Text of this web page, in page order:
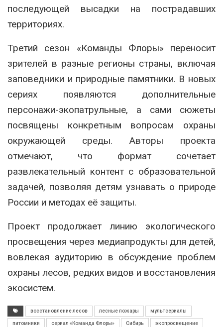
последующей высадки на пострадавших
территориях.
Третий сезон «Команды Флоры» переносит
зрителей в разные регионы страны, включая
заповедники и природные памятники. В новых
сериях появляются дополнительные
персонажи-экопатрульные, а сами сюжеты
посвящены конкретным вопросам охраны
окружающей среды. Авторы проекта
отмечают, что формат сочетает
развлекательный контент с образовательной
задачей, позволяя детям узнавать о природе
России и методах её защиты.
Проект продолжает линию экологического
просвещения через медиапродукты для детей,
вовлекая аудиторию в обсуждение проблем
охраны лесов, редких видов и восстановления
экосистем.
восстановление лесов лесные пожары мультсериалы
питомники сериал «Команда Флоры» Сибирь экопросвещение